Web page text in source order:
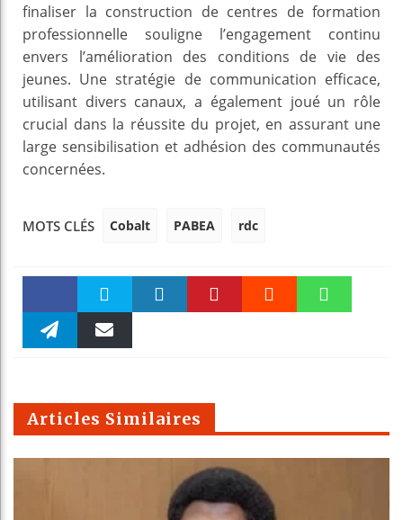
finaliser la construction de centres de formation
professionnelle souligne l’engagement continu
envers l’amélioration des conditions de vie des
jeunes. Une stratégie de communication efficace,
utilisant divers canaux, a également joué un rôle
crucial dans la réussite du projet, en assurant une
large sensibilisation et adhésion des communautés
concernées.
MOTS CLÉS Cobalt PABEA rdc
Faceboo Twitter
m
Articles Similaires